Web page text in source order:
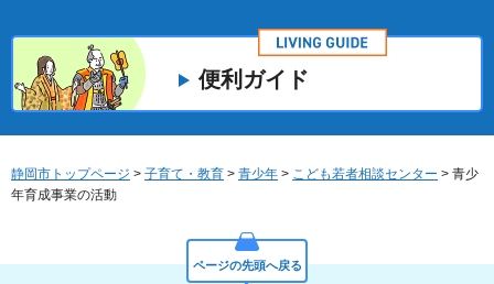
便利ガイド
静岡市トップページ > 子育て・教育 > 青少年 > こども若者相談センター > 青少
年育成事業の活動
ページの先頭へ戻る